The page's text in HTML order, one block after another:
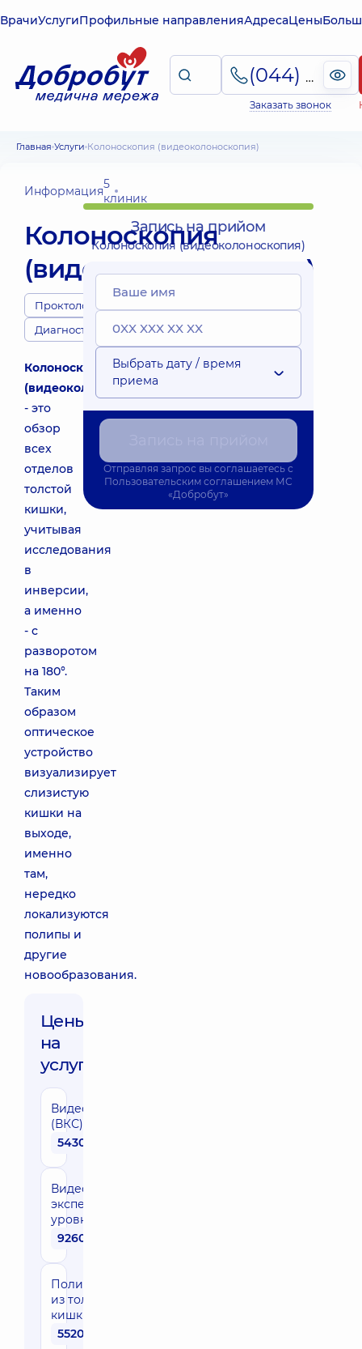
ВрачиУслугиПрофильные направленияАдресаЦены
(044) 495-2-888
Заказать звонок
Главная Услуги Колоноскопия (видеоколоноскопия)
Информация5
клиник
Колоноскопия
(видеоколоноскопия)
Проктологи
Диагносты
Колоноскопия
(видеоколоноскопия)
- это
обзор
всех
отделов
толстой
кишки,
учитывая
исследования
в
инверсии,
а именно
- с
разворотом
на 180°.
Таким
образом
оптическое
устройство
визуализирует
слизистую
кишки на
выходе,
именно
там,
нередко
локализуются
полипы и
другие
новообразования.
Цены
на
услуги:
Видеоколоноскопия
(ВКС)
5430 грн
Видеоколоноскопия
экспертного (ВКС)
уровня
9260 грн
Полипэктомия
из толстой
кишки
5520 грн
Запись на прийом
Колоноскопия (видеоколоноскопия)
Выбрать дату / время
приема
Отправляя запрос вы соглашаетесь с
Пользовательским соглашением МС
«Добробут»